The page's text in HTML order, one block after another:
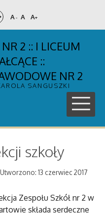
A- A A+
2 :: I LICEUM
::
NR 2
SANGUSZKI
szkoły
Utworzono: 13 czerwiec 2017
Zespołu Szkół nr 2 w
składa serdeczne